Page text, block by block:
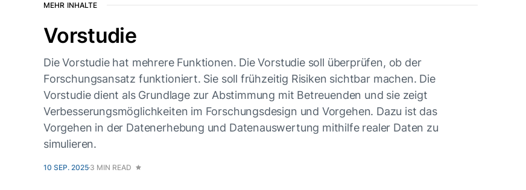
MEHR INHALTE
Vorstudie
Die Vorstudie hat mehrere Funktionen. Die Vorstudie soll überprüfen, ob der
Forschungsansatz funktioniert. Sie soll frühzeitig Risiken sichtbar machen. Die
Vorstudie dient als Grundlage zur Abstimmung mit Betreuenden und sie zeigt
Verbesserungsmöglichkeiten im Forschungsdesign und Vorgehen. Dazu ist das
Vorgehen in der Datenerhebung und Datenauswertung mithilfe realer Daten zu
simulieren.
10 SEP. 2025 3 MIN READ